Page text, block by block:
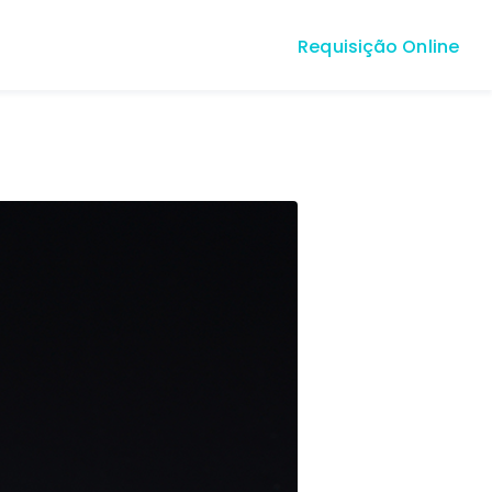
Requisição Online